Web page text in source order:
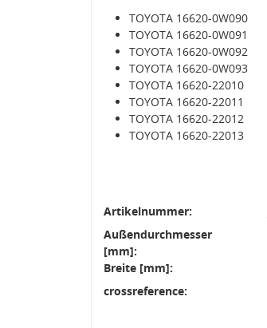
TOYOTA 16620-0W090
TOYOTA 16620-0W091
TOYOTA 16620-0W092
TOYOTA 16620-0W093
TOYOTA 16620-22010
TOYOTA 16620-22011
TOYOTA 16620-22012
TOYOTA 16620-22013
Artikelnummer:
Außendurchmesser
[mm]:
Breite [mm]:
crossreference: